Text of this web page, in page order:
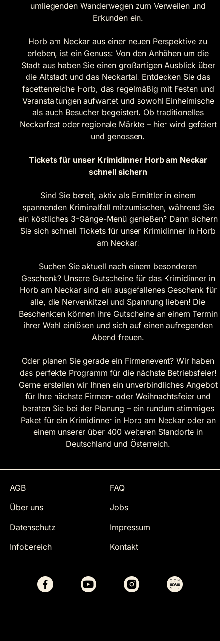
umliegenden Wanderwegen zum Verweilen und
Erkunden ein.
Horb am Neckar aus einer neuen Perspektive zu
erleben, ist ein Genuss: Von den Anhöhen um die
Stadt aus haben Sie einen großartigen Ausblick über
die Altstadt und das Neckartal. Entdecken Sie das
facettenreiche Horb, das regelmäßig mit Festen und
Veranstaltungen aufwartet und sowohl Einheimische
als auch Besucher begeistert. Ob traditionelles
Neckarfest oder regionale Märkte – hier wird gefeiert
und genossen.
Tickets für unser Krimidinner Horb am Neckar
schnell sichern
Sind Sie bereit, aktiv als Ermittler in einem
spannenden Kriminalfall mitzumischen, während Sie
ein köstliches 3-Gänge-Menü genießen? Dann sichern
Sie sich schnell Tickets für unser Krimidinner in Horb
am Neckar!
Suchen Sie aktuell nach einem besonderen
Geschenk? Unsere Gutscheine für das Krimidinner in
Horb am Neckar sind ein ausgefallenes Geschenk für
alle, die Nervenkitzel und Spannung lieben! Die
Beschenkten können ihre Gutscheine an einem Termin
ihrer Wahl einlösen und sich auf einen aufregenden
Abend freuen.
Oder planen Sie gerade ein Firmenevent? Wir haben
das perfekte Programm für die nächste Betriebsfeier!
Gerne erstellen wir Ihnen ein unverbindliches Angebot
für Ihre nächste Firmen- oder Weihnachtsfeier und
beraten Sie bei der Planung – ein rundum stimmiges
Paket für ein Krimidinner in Horb am Neckar oder an
einem unserer über 400 weiteren Standorte in
Deutschland und Österreich.
AGB
FAQ
Über uns
Jobs
Datenschutz
Impressum
Infobereich
Kontakt